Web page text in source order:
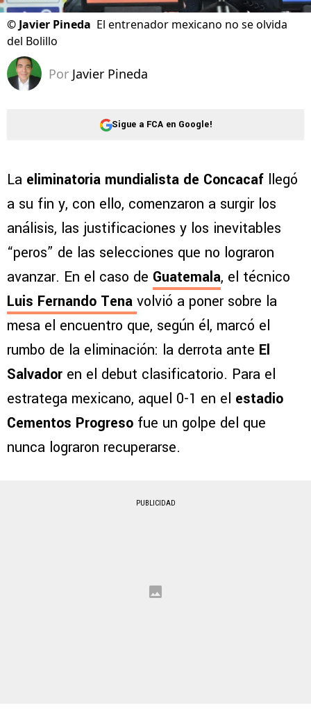
©Javier Pineda El entrenador mexicano no se olvida
del Bolillo
Por Javier Pineda
Sigue a FCA en Google!
La eliminatoria mundialista de Concacaf llegó
a su fin y, con ello, comenzaron a surgir los
análisis, las justificaciones y los inevitables
“peros” de las selecciones que no lograron
avanzar. En el caso de Guatemala, el técnico
Luis Fernando Tena volvió a poner sobre la
mesa el encuentro que, según él, marcó el
rumbo de la eliminación: la derrota ante El
Salvador en el debut clasificatorio. Para el
estratega mexicano, aquel 0-1 en el estadio
Cementos Progreso fue un golpe del que
nunca lograron recuperarse.
PUBLICIDAD